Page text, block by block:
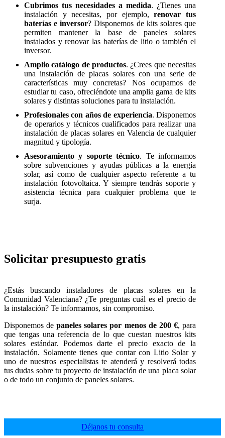
Cubrimos tus necesidades a medida. ¿Tienes una
instalación y necesitas, por ejemplo,renovar tus
baterías e inversor? Disponemos de kits solares que
permiten mantener la base de paneles solares
instalados y renovar las baterías de litio o también el
inversor.
Amplio catálogo de productos. ¿Crees que necesitas
una instalación de placas solares con una serie de
características muy concretas? Nos ocupamos de
estudiar tu caso, ofreciéndote una amplia gama de kits
solares y distintas soluciones para tu instalación.
Profesionales con años de experiencia. Disponemos
de operarios y técnicos cualificados para realizar una
instalación de placas solares en Valencia de cualquier
magnitud y tipología.
Asesoramiento y soporte técnico. Te informamos
sobre subvenciones y ayudas públicas a la energía
solar, así como de cualquier aspecto referente a tu
instalación fotovoltaica. Y siempre tendrás soporte y
asistencia técnica para cualquier problema que te
surja.
Solicitar presupuesto gratis
¿Estás buscando instaladores de placas solares en la
Comunidad Valenciana? ¿Te preguntas cuál es el precio de
la instalación? Te informamos, sin compromiso.
Disponemos depaneles solares por menos de 200 €, para
que tengas una referencia de lo que cuestan nuestros kits
solares estándar. Podemos darte el precio exacto de la
instalación. Solamente tienes que contar con Litio Solar y
uno de nuestros especialistas te atenderá y resolverá todas
tus dudas sobre tu proyecto de instalación de una placa solar
o de todo un conjunto de paneles solares.
Déjanos tu consulta